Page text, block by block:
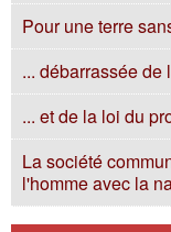
Pour une terre
... débarrassée de
... et de la loi du
La société
l'homme avec la